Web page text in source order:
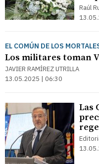
Raúl
EL COMÚN DE LOS
Los militares toman
JAVIER RAMÍREZ UTRILLA
13.05.2025 | 06:30
Las